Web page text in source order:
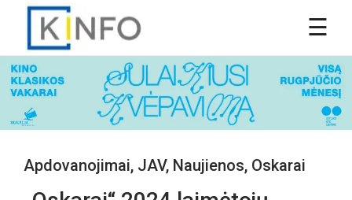
Apdovanojimai, JAV, Naujienos, Oskarai